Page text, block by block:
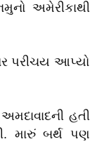
અમેરીકાથી
પરીચય આપ્યો
હતી
મારું બર્થ પણ